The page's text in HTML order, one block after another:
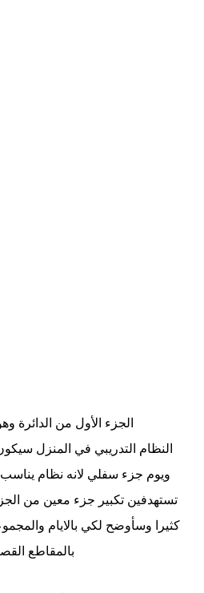
الجزء الأول من الدائرة
النظام التدريبي في المنزل
ويوم جزء سفلي لانه نظام يناسب
تستهدفين تكبير جزء معين من
كثيرا وسأوضح لكي بالايام
بالمقاطع